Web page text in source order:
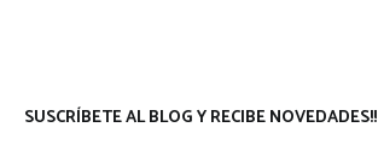
SUSCRÍBETE AL BLOG Y RECIBE NOVEDADES!!